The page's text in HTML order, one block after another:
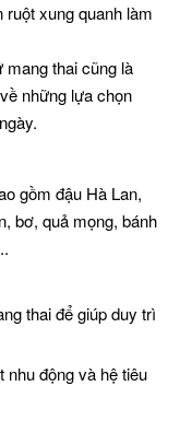
xung quanh làm
mang thai cũng là
những lựa chọn
gồm đậu Hà Lan,
bơ, quả mọng, bánh
thai để giúp duy trì
nhu động và hệ tiêu